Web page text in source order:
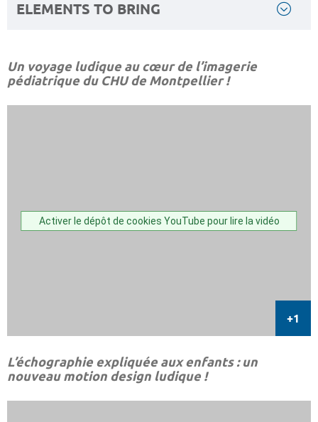
ELEMENTS TO BRING
Un voyage ludique au cœur de l’imagerie
pédiatrique du CHU de Montpellier !
Activer le dépôt de cookies YouTube pour lire la vidéo
L’échographie expliquée aux enfants : un
nouveau motion design ludique !